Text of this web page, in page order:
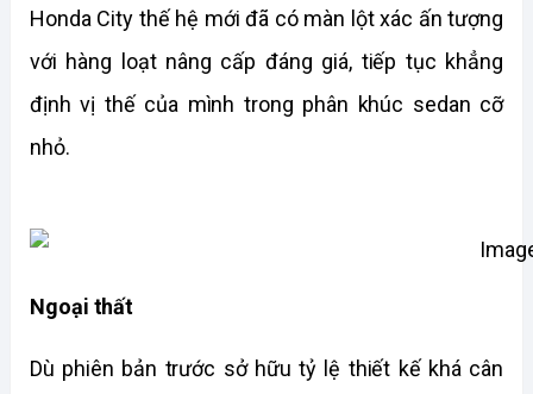
Honda City thế hệ mới đã có màn lột xác ấn tượng
với hàng loạt nâng cấp đáng giá, tiếp tục khẳng
định vị thế của mình trong phân khúc sedan cỡ
nhỏ.
Ngoại thất
Dù phiên bản trước sở hữu tỷ lệ thiết kế khá cân